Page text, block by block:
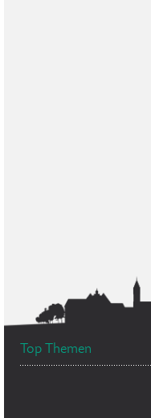
Top Themen